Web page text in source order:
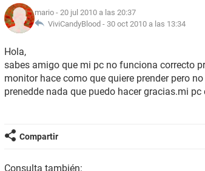
mario - 20 jul 2010 a las 20:37
ViviCandyBlood - 30 oct 2010 a las 13:34
Hola,
sabes amigo que mi pc no funciona correcto
monitor hace como que quiere prender pero
prenedde nada que puedo hacer gracias.mi
Compartir
Consulta también: